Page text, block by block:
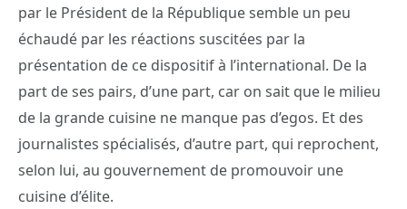
par le Président de la République semble un peu
échaudé par les réactions suscitées par la
présentation de ce dispositif à l’international. De la
part de ses pairs, d’une part, car on sait que le milieu
de la grande cuisine ne manque pas d’egos. Et des
journalistes spécialisés, d’autre part, qui reprochent,
selon lui, au gouvernement de promouvoir une
cuisine d’élite.